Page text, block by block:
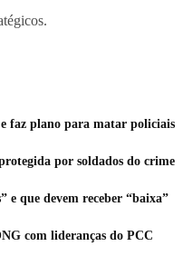
faz plano para matar policiais
por soldados do crime
e que devem receber “baixa”
com lideranças do PCC